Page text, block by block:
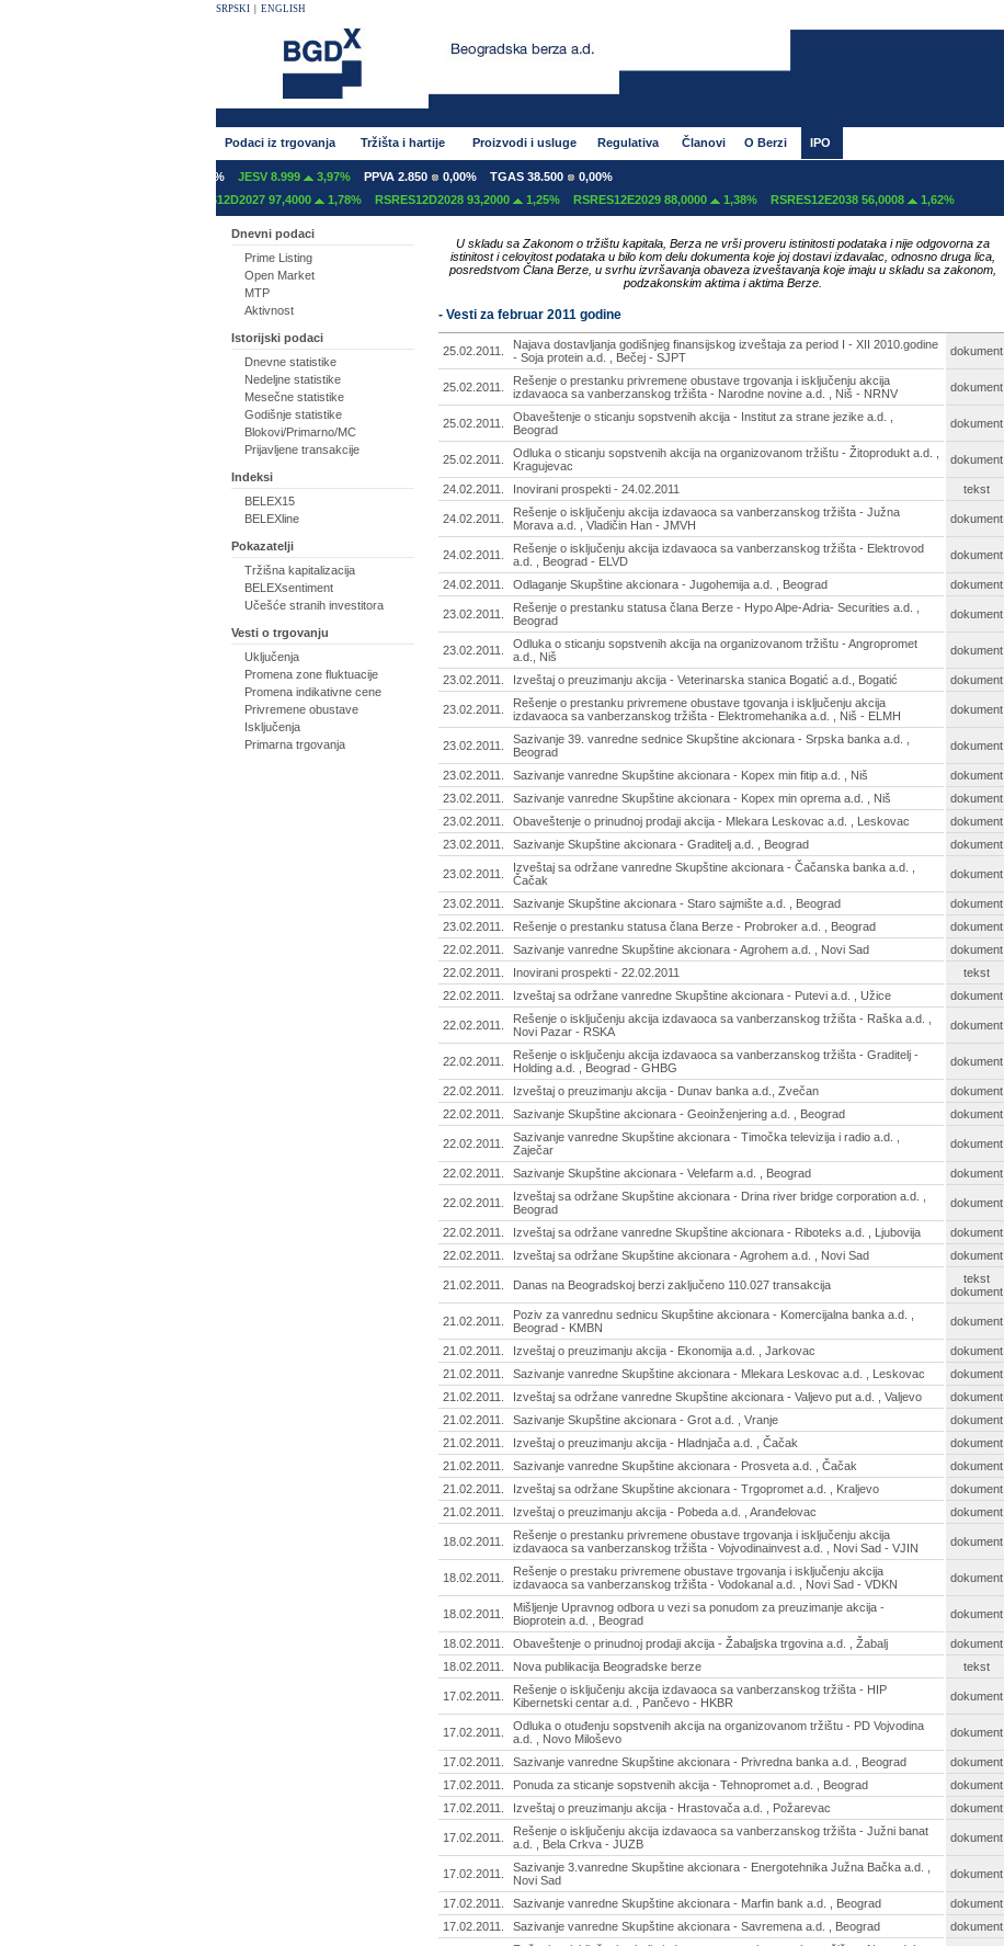
SRPSKI ENGLISH
Podaci iz trgovanja Tržišta i hartije Proizvodi i usluge Regulativa Članovi O Berzi IPO
JESV 8.999 3,97% PPVA 2.850 0,00% TGAS 38.500
0,00%
RSRES12D2027 97,4000 1,78% RSRES12D2028 93,2000 1,25% RSRES12E2029 88,0000 1,38% RSRES12E2038 56,0008 1,62%
Dnevni podaci
Prime Listing
Open Market
MTP
Aktivnost
Istorijski podaci
Dnevne statistike
Nedeljne statistike
Mesečne statistike
Godišnje statistike
Blokovi/Primarno/MC
Prijavljene transakcije
Indeksi
BELEX15
BELEXline
Pokazatelji
Tržišna kapitalizacija
BELEXsentiment
Učešće stranih investitora
Vesti o trgovanju
Uključenja
Promena zone fluktuacije
Promena indikativne cene
Privremene obustave
Isključenja
Primarna trgovanja
U skladu sa Zakonom o tržištu kapitala, Berza ne vrši proveru istinitosti podataka i nije odgovorna za
istinitost i celovitost podataka u bilo kom delu dokumenta koje joj dostavi izdavalac, odnosno druga lica,
posredstvom Člana Berze, u svrhu izvršavanja obaveza izveštavanja koje imaju u skladu sa zakonom,
podzakonskim aktima i aktima Berze.
- Vesti za februar 2011 godine
25.02.2011.
Najava dostavljanja godišnjeg finansijskog izveštaja za period I - XII 2010.godine
- Soja protein a.d. , Bečej - SJPT
dokument
25.02.2011.
Rešenje o prestanku privremene obustave trgovanja i isključenju akcija
izdavaoca sa vanberzanskog tržišta - Narodne novine a.d. , Niš - NRNV
dokument
25.02.2011.
Obaveštenje o sticanju sopstvenih akcija - Institut za strane jezike a.d. ,
Beograd
dokument
25.02.2011.
Odluka o sticanju sopstvenih akcija na organizovanom tržištu - Žitoprodukt a.d. ,
Kragujevac
dokument
24.02.2011. Inovirani prospekti - 24.02.2011 tekst
24.02.2011.
Rešenje o isključenju akcija izdavaoca sa vanberzanskog tržišta - Južna
Morava a.d. , Vladičin Han - JMVH
dokument
24.02.2011.
Rešenje o isključenju akcija izdavaoca sa vanberzanskog tržišta - Elektrovod
a.d. , Beograd - ELVD
dokument
24.02.2011. Odlaganje Skupštine akcionara - Jugohemija a.d. , Beograd dokument
23.02.2011.
Rešenje o prestanku statusa člana Berze - Hypo Alpe-Adria- Securities a.d. ,
Beograd
dokument
23.02.2011.
Odluka o sticanju sopstvenih akcija na organizovanom tržištu - Angropromet
a.d., Niš
dokument
23.02.2011. Izveštaj o preuzimanju akcija - Veterinarska stanica Bogatić a.d., Bogatić dokument
23.02.2011.
Rešenje o prestanku privremene obustave tgovanja i isključenju akcija
izdavaoca sa vanberzanskog tržišta - Elektromehanika a.d. , Niš - ELMH
dokument
23.02.2011.
Sazivanje 39. vanredne sednice Skupštine akcionara - Srpska banka a.d. ,
Beograd
dokument
23.02.2011. Sazivanje vanredne Skupštine akcionara - Kopex min fitip a.d. , Niš
dokument
23.02.2011.
Sazivanje vanredne Skupštine akcionara - Kopex min oprema a.d. , Niš
dokument
23.02.2011.
Obaveštenje o prinudnoj prodaji akcija - Mlekara Leskovac a.d. , Leskovac
dokument
23.02.2011.
Sazivanje Skupštine akcionara - Graditelj a.d. , Beograd dokument
23.02.2011.
Izveštaj sa održane vanredne Skupštine akcionara - Čačanska banka a.d. ,
Čačak
dokument
23.02.2011. Sazivanje Skupštine akcionara - Staro sajmište a.d. , Beograd
dokument
23.02.2011.
Rešenje o prestanku statusa člana Berze - Probroker a.d. , Beograd
dokument
22.02.2011.
Sazivanje vanredne Skupštine akcionara - Agrohem a.d. , Novi Sad
dokument
22.02.2011.
Inovirani prospekti - 22.02.2011
tekst
22.02.2011.
Izveštaj sa održane vanredne Skupštine akcionara - Putevi a.d. , Užice dokument
22.02.2011.
Rešenje o isključenju akcija izdavaoca sa vanberzanskog tržišta - Raška a.d. ,
Novi Pazar - RSKA
dokument
22.02.2011.
Rešenje o isključenju akcija izdavaoca sa vanberzanskog tržišta - Graditelj -
Holding a.d. , Beograd - GHBG
dokument
22.02.2011. Izveštaj o preuzimanju akcija - Dunav banka a.d., Zvečan
dokument
22.02.2011.
Sazivanje Skupštine akcionara - Geoinženjering a.d. , Beograd dokument
22.02.2011.
Sazivanje vanredne Skupštine akcionara - Timočka televizija i radio a.d. ,
Zaječar
dokument
22.02.2011. Sazivanje Skupštine akcionara - Velefarm a.d. , Beograd dokument
22.02.2011.
Izveštaj sa održane Skupštine akcionara - Drina river bridge corporation a.d. ,
Beograd
dokument
22.02.2011. Izveštaj sa održane vanredne Skupštine akcionara - Riboteks a.d. , Ljubovija
dokument
22.02.2011.
Izveštaj sa održane Skupštine akcionara - Agrohem a.d. , Novi Sad dokument
21.02.2011. Danas na Beogradskoj berzi zaključeno 110.027 transakcija
tekst
dokument
21.02.2011.
Poziv za vanrednu sednicu Skupštine akcionara - Komercijalna banka a.d. ,
Beograd - KMBN
dokument
21.02.2011. Izveštaj o preuzimanju akcija - Ekonomija a.d. , Jarkovac
dokument
21.02.2011.
Sazivanje vanredne Skupštine akcionara - Mlekara Leskovac a.d. , Leskovac
dokument
21.02.2011.
Izveštaj sa održane vanredne Skupštine akcionara - Valjevo put a.d. , Valjevo
dokument
21.02.2011.
Sazivanje Skupštine akcionara - Grot a.d. , Vranje
dokument
21.02.2011.
Izveštaj o preuzimanju akcija - Hladnjača a.d. , Čačak
dokument
21.02.2011.
Sazivanje vanredne Skupštine akcionara - Prosveta a.d. , Čačak
dokument
21.02.2011.
Izveštaj sa održane Skupštine akcionara - Trgopromet a.d. , Kraljevo
dokument
21.02.2011.
Izveštaj o preuzimanju akcija - Pobeda a.d. , Aranđelovac dokument
18.02.2011.
Rešenje o prestanku privremene obustave trgovanja i isključenju akcija
izdavaoca sa vanberzanskog tržišta - Vojvodinainvest a.d. , Novi Sad - VJIN
dokument
18.02.2011.
Rešenje o prestaku privremene obustave trgovanja i isključenju akcija
izdavaoca sa vanberzanskog tržišta - Vodokanal a.d. , Novi Sad - VDKN
dokument
18.02.2011.
Mišljenje Upravnog odbora u vezi sa ponudom za preuzimanje akcija -
Bioprotein a.d. , Beograd
dokument
18.02.2011. Obaveštenje o prinudnoj prodaji akcija - Žabaljska trgovina a.d. , Žabalj
dokument
18.02.2011.
Nova publikacija Beogradske berze tekst
17.02.2011.
Rešenje o isključenju akcija izdavaoca sa vanberzanskog tržišta - HIP
Kibernetski centar a.d. , Pančevo - HKBR
dokument
17.02.2011.
Odluka o otuđenju sopstvenih akcija na organizovanom tržištu - PD Vojvodina
a.d. , Novo Miloševo
dokument
17.02.2011. Sazivanje vanredne Skupštine akcionara - Privredna banka a.d. , Beograd
dokument
17.02.2011.
Ponuda za sticanje sopstvenih akcija - Tehnopromet a.d. , Beograd
dokument
17.02.2011.
Izveštaj o preuzimanju akcija - Hrastovača a.d. , Požarevac dokument
17.02.2011.
Rešenje o isključenju akcija izdavaoca sa vanberzanskog tržišta - Južni banat
a.d. , Bela Crkva - JUZB
dokument
17.02.2011.
Sazivanje 3.vanredne Skupštine akcionara - Energotehnika Južna Bačka a.d. ,
Novi Sad
dokument
17.02.2011. Sazivanje vanredne Skupštine akcionara - Marfin bank a.d. , Beograd
dokument
17.02.2011.
Sazivanje vanredne Skupštine akcionara - Savremena a.d. , Beograd dokument